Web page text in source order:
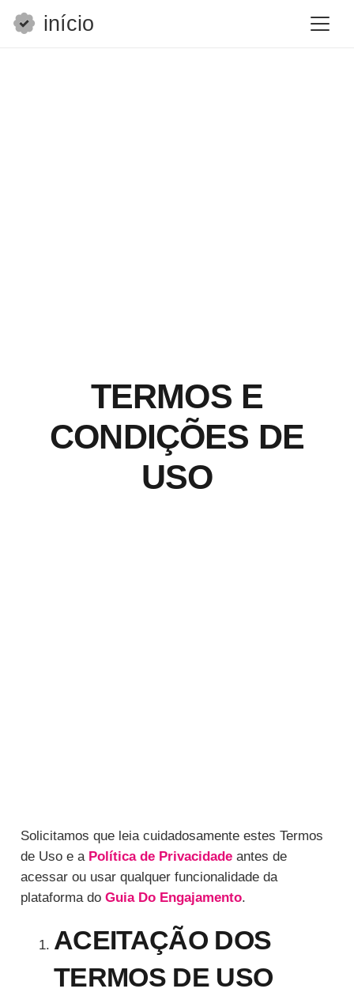
início
TERMOS E
CONDIÇÕES DE
USO
Solicitamos que leia cuidadosamente estes Termos
de Uso e a Política de Privacidadeantes de
acessar ou usar qualquer funcionalidade da
plataforma do Guia Do Engajamento.
ACEITAÇÃO DOS
TERMOS DE USO